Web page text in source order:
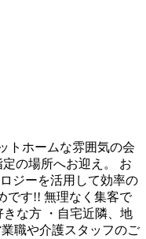
トホームな雰囲気の会
の場所へお迎え。 お
ジーを活用して効率の
です!! 無理なく集客で
な方 ・自宅近隣、地
職や介護スタッフのご